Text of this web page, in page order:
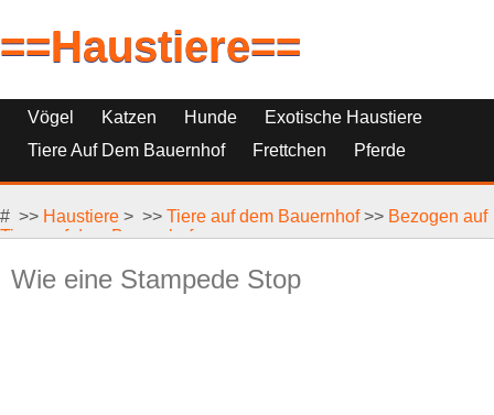
==Haustiere==
Vögel Katzen Hunde
Exotische Haustiere
Tiere Auf Dem Bauernhof
Frettchen
Pferde
Haustierfische
Haustierersatz
Reptilien, Nagetiere Und Kleintiere
# >> Haustiere > >> Tiere auf dem Bauernhof>> Bezogen auf
Tiere auf dem Bauernhof
Wie eine Stampede Stop